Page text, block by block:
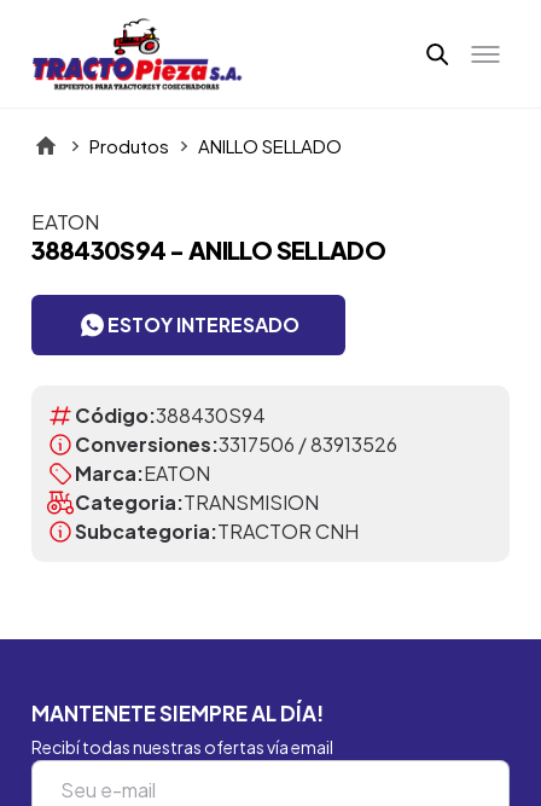
Produtos ANILLO SELLADO
Itens da Galeria
EATON
388430S94 - ANILLO SELLADO
ESTOY INTERESADO
Código:388430S94
Conversiones:3317506 / 83913526
Marca:EATON
Categoria:TRANSMISION
Subcategoria:TRACTOR CNH
MANTENETE SIEMPRE AL DÍA!
Recibí todas nuestras ofertas vía email